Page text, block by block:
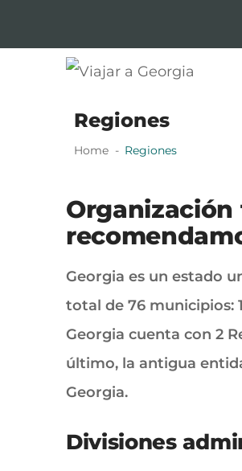
navigation
Regiones
Home Regiones
Organización
Georgia es un estado
total de 76 municipios:
Georgia cuenta con 2
último, la antigua
Georgia.
Divisiones